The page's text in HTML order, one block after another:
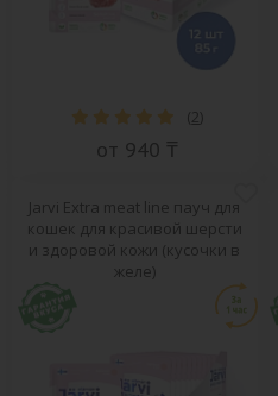
( 2)
от 940 ₸
Jarvi Extra meat line пауч для
кошек для красивой шерсти
и здоровой кожи (кусочки в
желе)